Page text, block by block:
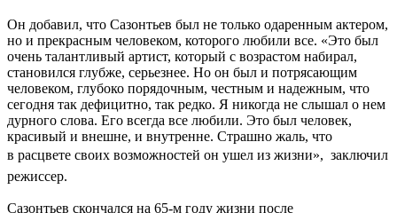
Он добавил, что Сазонтьев был не только одаренным актером,
но и прекрасным человеком, которого любили все. «Это был
очень талантливый артист, который с возрастом набирал,
становился глубже, серьезнее. Но он был и потрясающим
человеком, глубоко порядочным, честным и надежным, что
сегодня так дефицитно, так редко. Я никогда не слышал о нем
дурного слова. Его всегда все любили. Это был человек,
красивый и внешне, и внутренне. Страшно жаль, что
в расцвете своих возможностей он ушел из жизни»,  заключил
режиссер.
Сазонтьев скончался на 65-м году жизни после